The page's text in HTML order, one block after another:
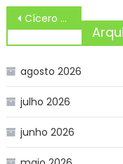
de
Cícero Lucena inspeciona obras do novo Mercado de Oitizeiro e projeta entrega para o mês de dezembro
agosto 2026
julho 2026
junho 2026